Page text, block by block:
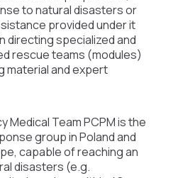
to natural disasters or
provided under it
directing specialized and
rescue teams (modules)
material and expert
Medical Team PCPM is the
group in Poland and
capable of reaching an
disasters (e.g.